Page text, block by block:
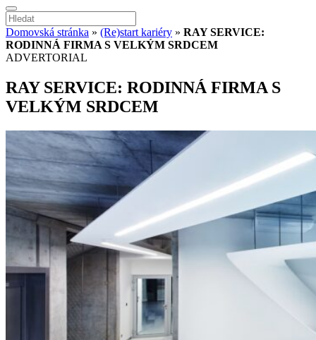
Domovská stránka » (Re)start kariéry » RAY SERVICE:
RODINNÁ FIRMA S VELKÝM SRDCEM
ADVERTORIAL
RAY SERVICE: RODINNÁ FIRMA S
VELKÝM SRDCEM